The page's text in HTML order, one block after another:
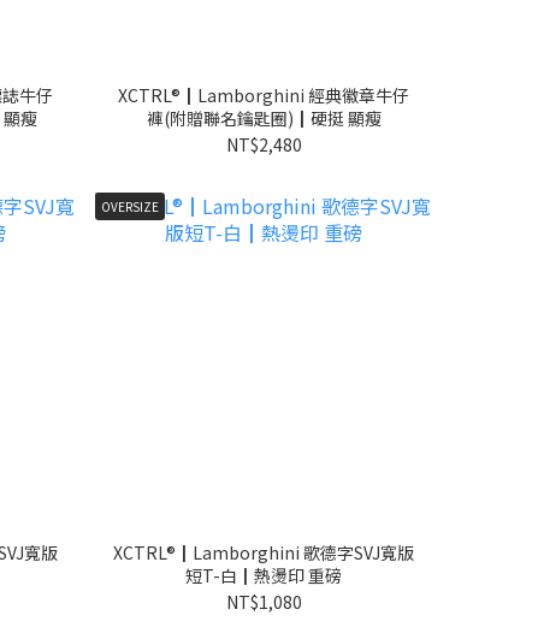
牛仔
瘦
XCTRL®┃Lamborghini 經典徽章牛仔
褲(附贈聯名鑰匙圈)┃硬挺 顯瘦
NT$2,480
寬版
OVERSIZE
XCTRL®┃Lamborghini 歌德字SVJ寬版
短T-白┃熱燙印 重磅
NT$1,080